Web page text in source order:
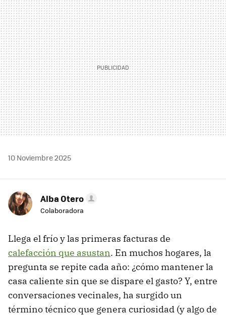
MAIL
10 Noviembre 2025
Alba Otero
Colaboradora
Llega el frío y las primeras facturas de
calefacción que asustan. En muchos hogares, la
pregunta se repite cada año: ¿cómo mantener la
casa caliente sin que se dispare el gasto? Y, entre
conversaciones vecinales, ha surgido un
término técnico que genera curiosidad (y algo de